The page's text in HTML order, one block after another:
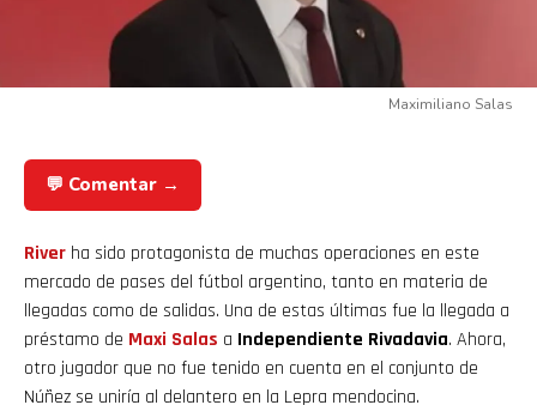
Maximiliano Salas
💬 Comentar →
River ha sido protagonista de muchas operaciones en este
mercado de pases del fútbol argentino, tanto en materia de
llegadas como de salidas. Una de estas últimas fue la llegada a
préstamo de Maxi Salas a Independiente Rivadavia. Ahora,
otro jugador que no fue tenido en cuenta en el conjunto de
Núñez se uniría al delantero en la Lepra mendocina.